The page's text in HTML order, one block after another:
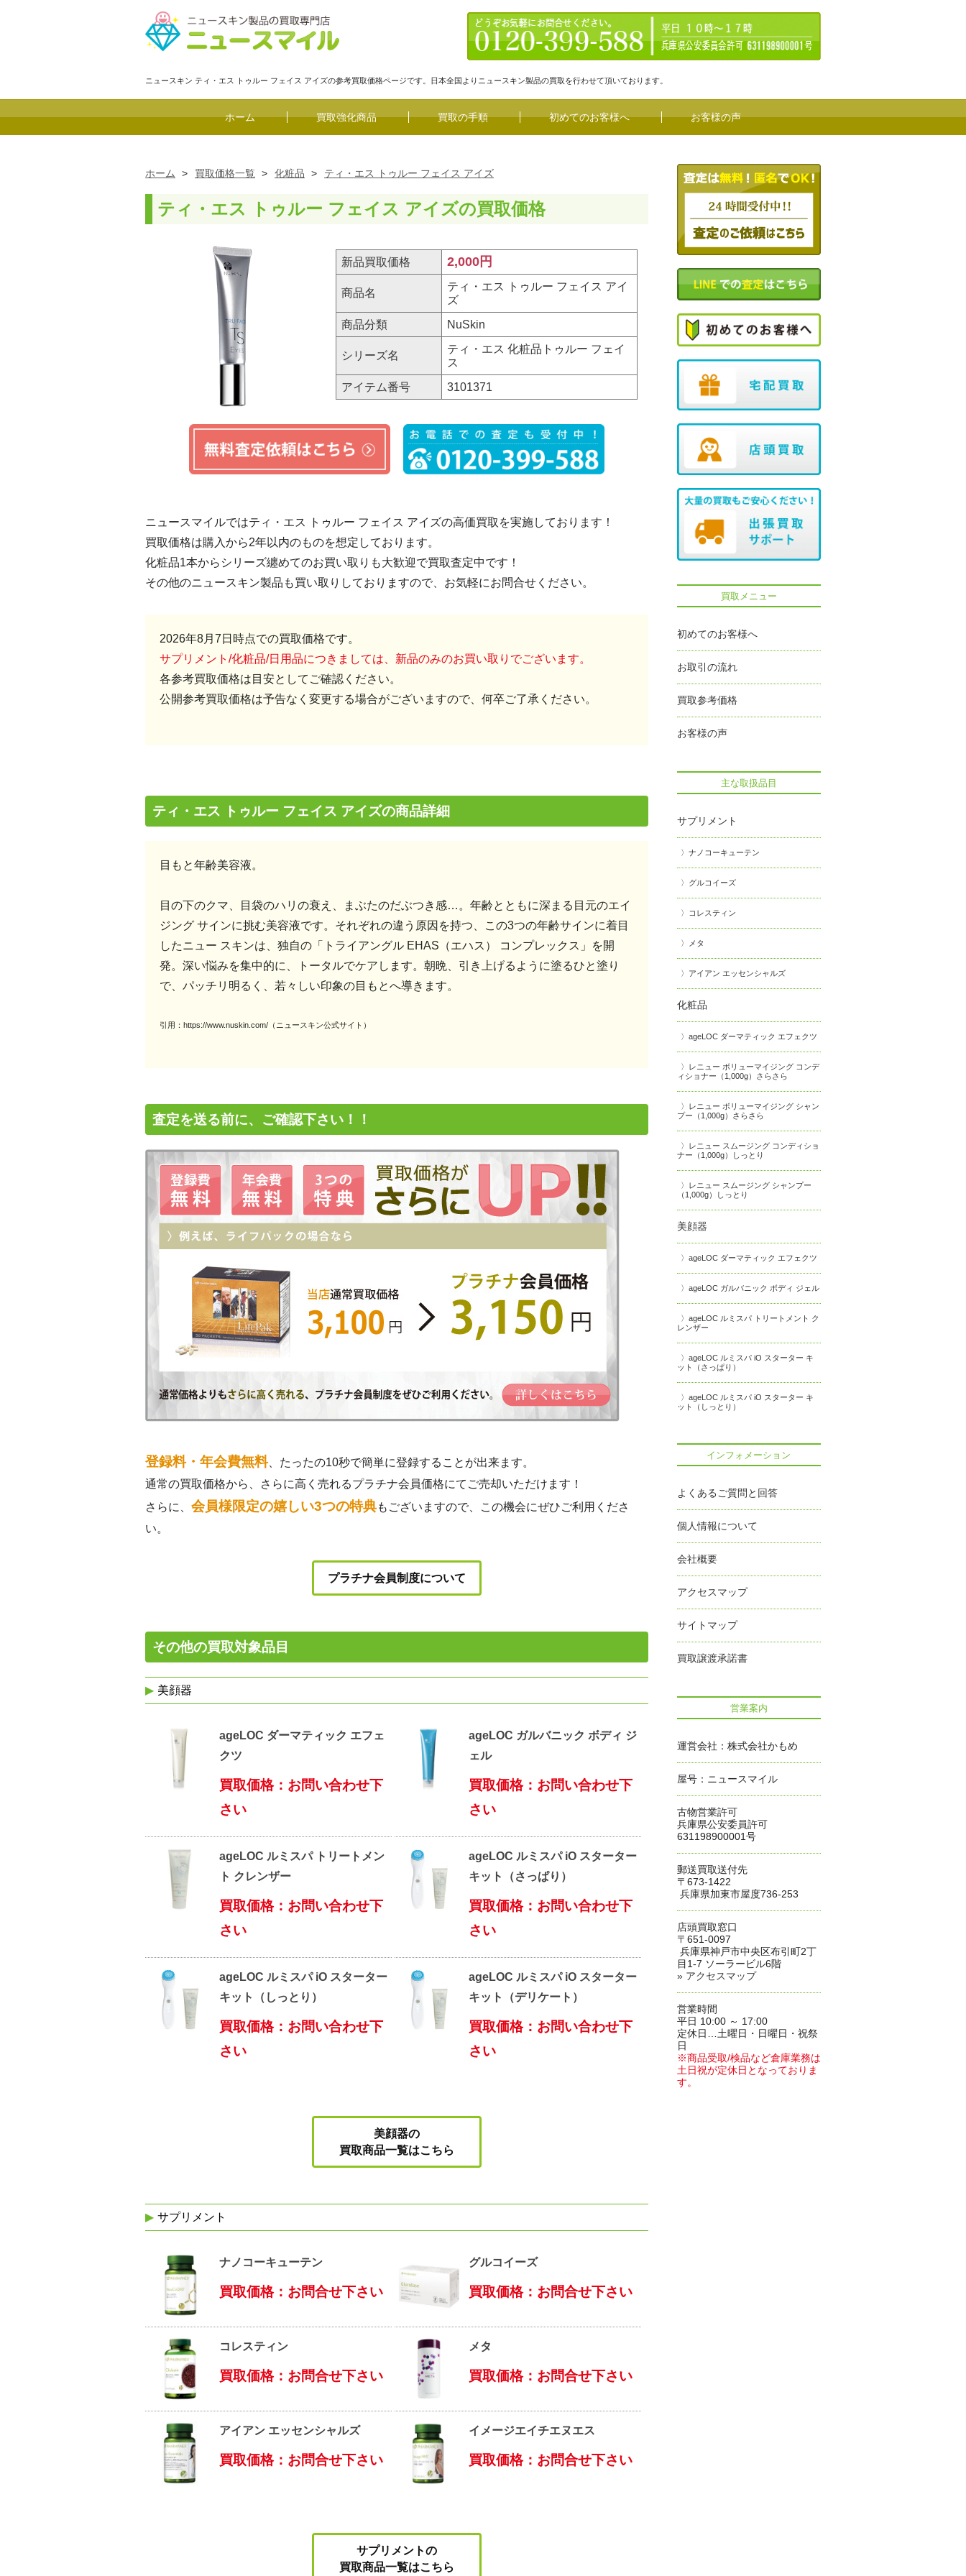
ニュースキン ティ・エス トゥルー フェイス アイズの参考買取価格ページです。日本全国よりニュースキン製品の買取を行わせて頂いております。
ホーム 買取強化商品 買取の手順 初めてのお客様へ お客様の声
ホーム > 買取価格一覧 > 化粧品 > ティ・エス トゥルー フェイス アイズ
ティ・エス トゥルー フェイス アイズの買取価格
新品買取価格 2,000円
商品名
ティ・エス トゥルー フェイス アイ
ズ
商品分類
NuSkin
シリーズ名
ティ・エス 化粧品トゥルー フェイ
ス
アイテム番号
3101371
ニュースマイルではティ・エス トゥルー フェイス アイズの高価買取を実施しております！
買取価格は購入から2年以内のものを想定しております。
化粧品1本からシリーズ纏めてのお買い取りも大歓迎で買取査定中です！
その他のニュースキン製品も買い取りしておりますので、お気軽にお問合せください。
2026年8月7日時点での買取価格です。
サプリメント/化粧品/日用品につきましては、新品のみのお買い取りでございます。
各参考買取価格は目安としてご確認ください。
公開参考買取価格は予告なく変更する場合がございますので、何卒ご了承ください。
ティ・エス トゥルー フェイス アイズの商品詳細
目もと年齢美容液。
目の下のクマ、目袋のハリの衰え、まぶたのだぶつき感…。年齢とともに深まる目元のエイ
ジング サインに挑む美容液です。それぞれの違う原因を持つ、この3つの年齢サインに着目
したニュー スキンは、独自の「トライアングル EHAS（エハス） コンプレックス」を開
発。深い悩みを集中的に、トータルでケアします。朝晩、引き上げるように塗るひと塗り
で、パッチリ明るく、若々しい印象の目もとへ導きます。
引用：https://www.nuskin.com/（ニュースキン公式サイト）
査定を送る前に、ご確認下さい！！
登録料・年会費無料、たったの10秒で簡単に登録することが出来ます。
通常の買取価格から、さらに高く売れるプラチナ会員価格にてご売却いただけます！
さらに、 会員様限定の嬉しい3つの特典もございますので、この機会にぜひご利用くださ
い。
プラチナ会員制度について
その他の買取対象品目
美顔器
ageLOC ダーマティック エフェ
クツ
買取価格：お問い合わせ下
さい
ageLOC ガルバニック ボディ ジ
ェル
買取価格：お問い合わせ下
さい
ageLOC ルミスパ トリートメン
ト クレンザー
買取価格：お問い合わせ下
さい
ageLOC ルミスパ iO スターター
キット（さっぱり）
買取価格：お問い合わせ下
さい
ageLOC ルミスパ iO スターター
キット（しっとり）
買取価格：お問い合わせ下
さい
ageLOC ルミスパ iO スターター
キット（デリケート）
買取価格：お問い合わせ下
さい
美顔器の
買取商品一覧はこちら
サプリメント
ナノコーキューテン
買取価格：お問合せ下さい
グルコイーズ
買取価格：お問合せ下さい
コレスティン
買取価格：お問合せ下さい
メタ
買取価格：お問合せ下さい
アイアン エッセンシャルズ
買取価格：お問合せ下さい
イメージエイチエヌエス
買取価格：お問合せ下さい
サプリメントの
買取商品一覧はこちら
買取メニュー
初めてのお客様へ
お取引の流れ
買取参考価格
お客様の声
主な取扱品目
サプリメント
ナノコーキューテン
グルコイーズ
コレスティン
メタ
アイアン エッセンシャルズ
化粧品
ageLOC ダーマティック エフェクツ
レニュー ボリューマイジング コンデ
ィショナー（1,000g）さらさら
レニュー ボリューマイジング シャン
プー（1,000g）さらさら
レニュー スムージング コンディショ
ナー（1,000g）しっとり
レニュー スムージング シャンプー
（1,000g）しっとり
美顔器
ageLOC ダーマティック エフェクツ
ageLOC ガルバニック ボディ ジェル
ageLOC ルミスパ トリートメント ク
レンザー
ageLOC ルミスパ iO スターター キ
ット（さっぱり）
ageLOC ルミスパ iO スターター キ
ット（しっとり）
インフォメーション
よくあるご質問と回答
個人情報について
会社概要
アクセスマップ
サイトマップ
買取譲渡承諾書
営業案内
運営会社：株式会社かもめ
屋号：ニュースマイル
古物営業許可
兵庫県公安委員許可
631198900001号
郵送買取送付先
〒673-1422
兵庫県加東市屋度736-253
店頭買取窓口
〒651-0097
兵庫県神戸市中央区布引町2丁
目1-7 ソーラービル6階
» アクセスマップ
営業時間
平日 10:00 ～ 17:00
定休日…土曜日・日曜日・祝祭
日
※商品受取/検品など倉庫業務は
土日祝が定休日となっておりま
す。